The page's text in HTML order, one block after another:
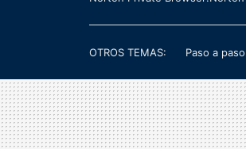
OTROS TEMAS: Paso a paso